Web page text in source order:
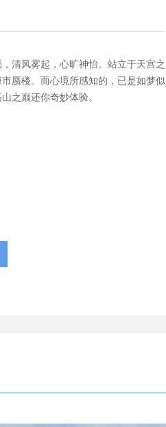
清风雾起，心旷神怡。站立于天宫之
蜃楼。而心境所感知的，已是如梦似
之巅还你奇妙体验。